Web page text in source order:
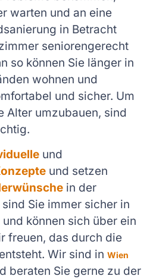
warten und an eine
in Betracht
seniorengerecht
so können Sie länger in
wohnen und
und sicher. Um
Alter umzubauen, sind
und
und setzen
in der
Sie immer sicher in
können sich über ein
freuen, das durch die
Wir sind in Wien
beraten Sie gerne zu der